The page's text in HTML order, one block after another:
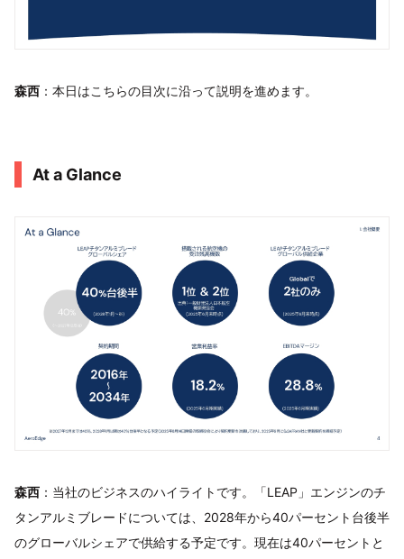
森西 ：本日はこちらの目次に沿って説明を進めます。
At a Glance
森西 ：当社のビジネスのハイライトです。「LEAP」エンジンのチ
タンアルミブレードについては、2028年から40パーセント台後半
のグローバルシェアで供給する予定です。現在は40パーセントと